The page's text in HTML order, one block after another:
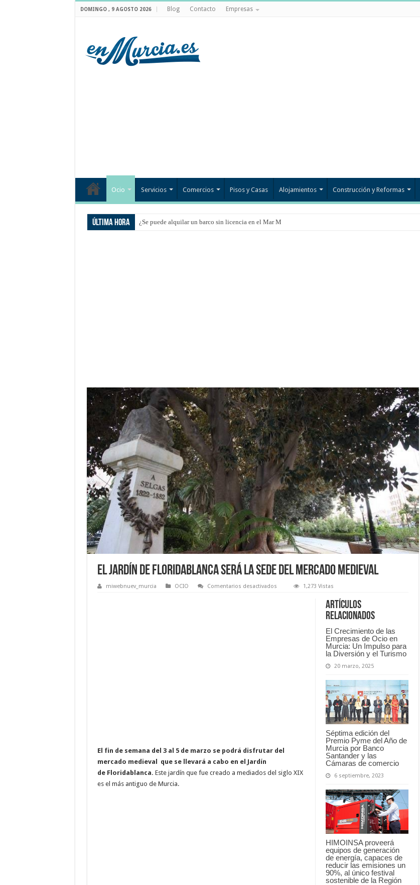
DOMINGO , 9 AGOSTO 2026 Blog Contacto Empresas
Ocio Servicios Comercios Pisos y Casas Alojamientos Construcción y Reformas
Última hora ¿Se puede alquilar un barco sin licencia en el Mar Menor?
El Jardín de Floridablanca será la sede del Mercado Medieval
miwebnuev_murcia OCIO Comentarios desactivadosen
1,273 Vistas
Artículos
relacionados
El Crecimiento de las
Empresas de Ocio en
Murcia: Un Impulso para
la Diversión y el Turismo
20 marzo, 2025
Séptima edición del
Premio Pyme del Año de
Murcia por Banco
Santander y las
Cámaras de comercio
6 septiembre, 2023
HIMOINSA proveerá
equipos de generación
de energía, capaces de
reducir las emisiones un
90%, al único festival
sostenible de la Región
El fin de semana del 3 al 5 de marzo se podrá disfrutar del
mercado medieval que se llevará a cabo en el Jardín
de Floridablanca. Este jardín que fue creado a mediados del siglo XIX
es el más antiguo de Murcia.